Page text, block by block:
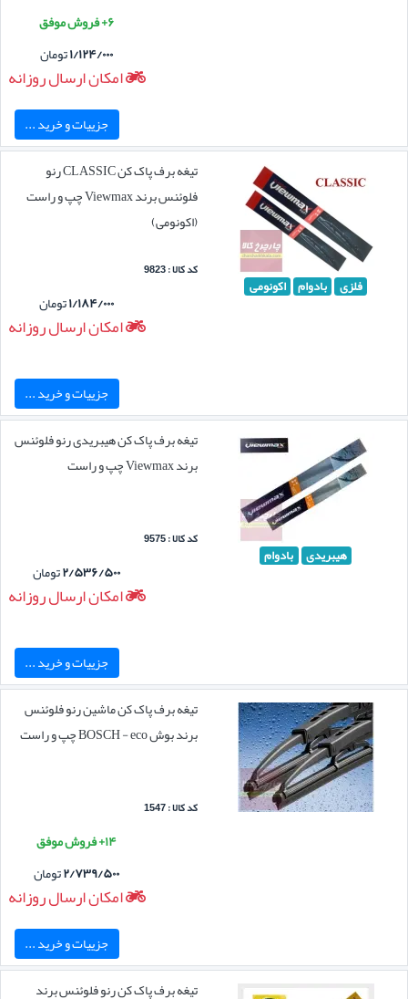
۶+ فروش موفق
۱/۱۲۴/۰۰۰تومان
امکان ارسال روزانه
جزییات و خرید ...
فلزی بادوام اکونومی
تیغه برف پاک کن CLASSIC رنو
فلوئنس برند Viewmax چپ و راست
(اکونومی)
کد کالا : 9823
۱/۱۸۴/۰۰۰تومان
امکان ارسال روزانه
جزییات و خرید ...
هیبریدی بادوام
تیغه برف پاک کن هیبریدی رنو فلوئنس
برند Viewmax چپ و راست
کد کالا : 9575
۲/۵۳۶/۵۰۰تومان
امکان ارسال روزانه
جزییات و خرید ...
تیغه برف پاک کن ماشین رنو فلوئنس
برند بوش BOSCH - eco چپ و راست
کد کالا : 1547
۱۴+ فروش موفق
۲/۷۳۹/۵۰۰تومان
امکان ارسال روزانه
جزییات و خرید ...
تیغه برف پاک کن رنو فلوئنس برند